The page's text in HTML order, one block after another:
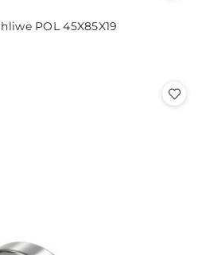
POL 45X85X19